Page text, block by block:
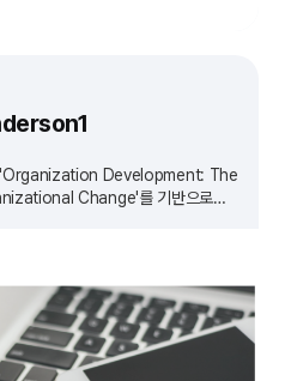
Change'를 기반으로